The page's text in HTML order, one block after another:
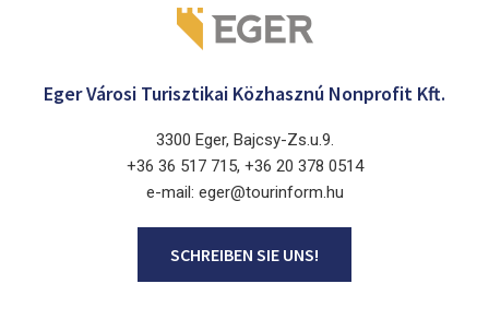
Eger Városi Turisztikai Közhasznú Nonprofit Kft.
3300 Eger, Bajcsy-Zs.u.9.
+36 36 517 715, +36 20 378 0514
e-mail: eger@tourinform.hu
SCHREIBEN SIE UNS!